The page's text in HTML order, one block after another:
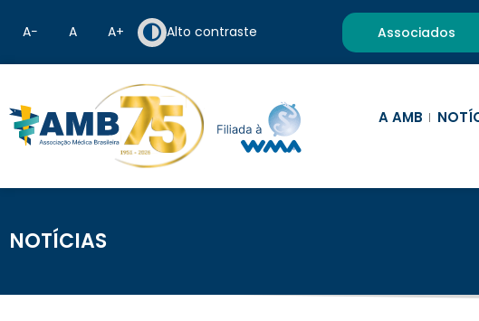
A− A A+ Alto contraste Associados
A AMB
NOTÍCIAS